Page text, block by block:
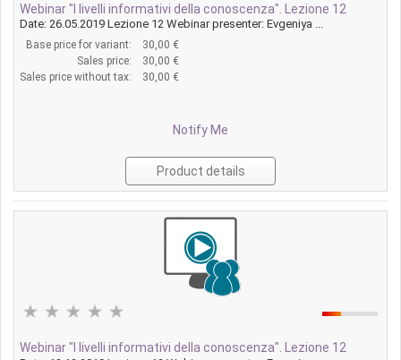
Webinar "I livelli informativi della conoscenza". Lezione 12
Date: 26.05.2019 Lezione 12 Webinar presenter: Evgeniya ...
Base price for variant:
30,00 €
Sales price:
30,00 €
Sales price without tax:
30,00 €
Notify Me
Product details
Webinar "I livelli informativi della conoscenza". Lezione 12